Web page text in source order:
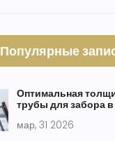
Популярные
Оптимальная
трубы для забора
мар, 31 2026